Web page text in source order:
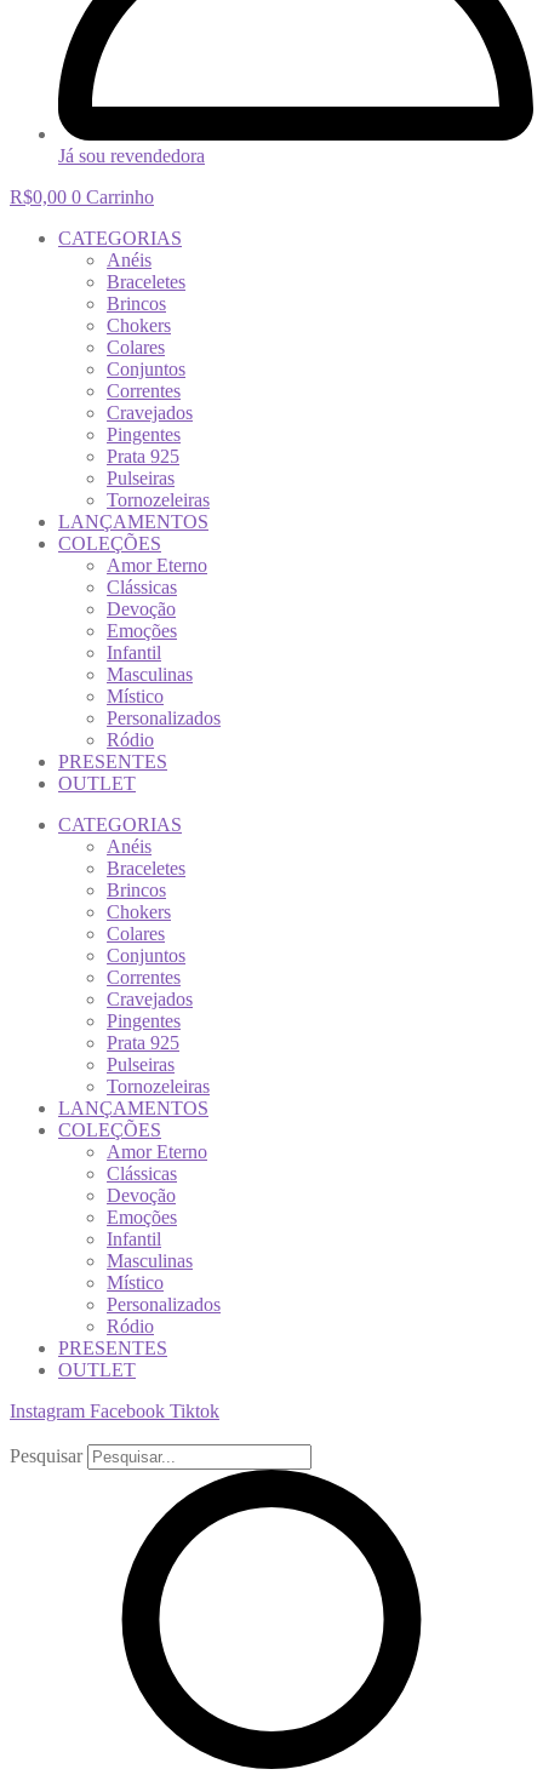
Já sou revendedora
R$0,00 0 Carrinho
CATEGORIAS
Anéis
Braceletes
Brincos
Chokers
Colares
Conjuntos
Correntes
Cravejados
Pingentes
Prata 925
Pulseiras
Tornozeleiras
LANÇAMENTOS
COLEÇÕES
Amor Eterno
Clássicas
Devoção
Emoções
Infantil
Masculinas
Místico
Personalizados
Ródio
PRESENTES
OUTLET
CATEGORIAS
Anéis
Braceletes
Brincos
Chokers
Colares
Conjuntos
Correntes
Cravejados
Pingentes
Prata 925
Pulseiras
Tornozeleiras
LANÇAMENTOS
COLEÇÕES
Amor Eterno
Clássicas
Devoção
Emoções
Infantil
Masculinas
Místico
Personalizados
Ródio
PRESENTES
OUTLET
Instagram Facebook Tiktok
Pesquisar